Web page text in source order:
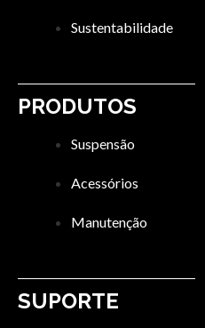
Sustentabilidade
PRODUTOS
Suspensão
Acessórios
Manutenção
SUPORTE